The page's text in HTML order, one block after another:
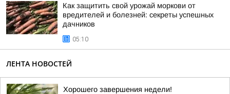
Как защитить свой урожай моркови от
вредителей и болезней: секреты успешных
дачников
05:10
ЛЕНТА НОВОСТЕЙ
Хорошего завершения недели!